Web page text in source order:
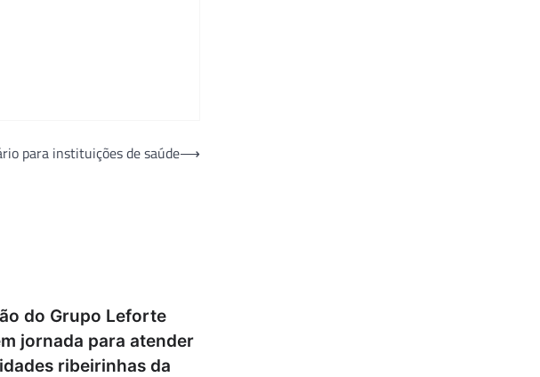
para instituições de saúde⟶
do Grupo Leforte
jornada para atender
ribeirinhas da